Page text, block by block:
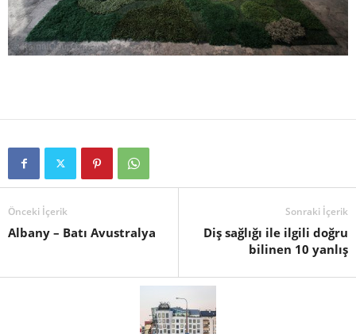
Önceki İçerik
Albany – Batı Avustralya
Sonraki İçerik
Diş sağlığı ile ilgili doğru
bilinen 10 yanlış